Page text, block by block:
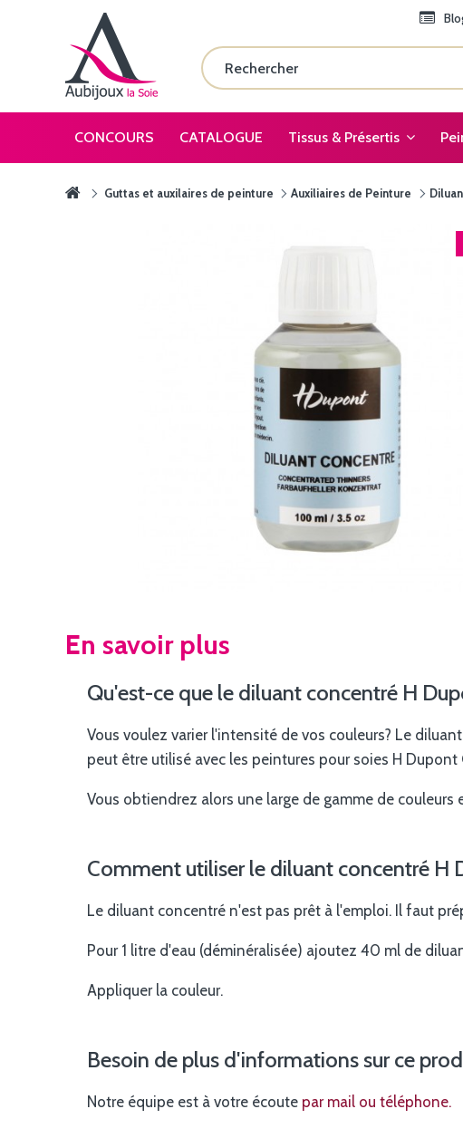
CONCOURS CATALOGUE Tissus & Présertis
Guttas et auxilaires de peinture Auxiliaires de Peinture
En savoir plus
Qu'est-ce que le diluant concentré H
Vous voulez varier l'intensité de vos couleurs? Le
peut être utilisé avec les peintures pour soies H Dupont
Vous obtiendrez alors une large de gamme de couleurs
Comment utiliser le diluant concentré H
Le diluant concentré n'est pas prêt à l'emploi. Il faut
Pour 1 litre d'eau (déminéralisée) ajoutez 40 ml de
Appliquer la couleur.
Besoin de plus d'informations sur ce
Notre équipe est à votre écoute par mail ou téléphone.